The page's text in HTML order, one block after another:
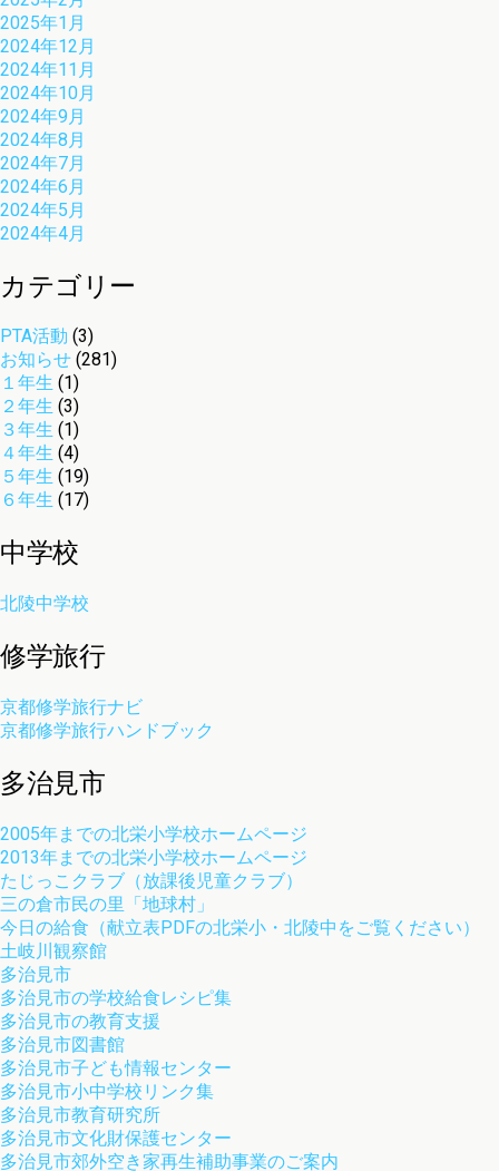
2025年1月
2024年12月
2024年11月
2024年10月
2024年9月
2024年8月
2024年7月
2024年6月
2024年5月
2024年4月
カテゴリー
PTA活動 (3)
お知らせ (281)
１年生 (1)
２年生 (3)
３年生 (1)
４年生 (4)
５年生 (19)
６年生 (17)
中学校
北陵中学校
修学旅行
京都修学旅行ナビ
京都修学旅行ハンドブック
多治見市
2005年までの北栄小学校ホームページ
2013年までの北栄小学校ホームページ
たじっこクラブ（放課後児童クラブ）
三の倉市民の里「地球村」
今日の給食（献立表PDFの北栄小・北陵中をご覧ください）
土岐川観察館
多治見市
多治見市の学校給食レシピ集
多治見市の教育支援
多治見市図書館
多治見市子ども情報センター
多治見市小中学校リンク集
多治見市教育研究所
多治見市文化財保護センター
多治見市郊外空き家再生補助事業のご案内